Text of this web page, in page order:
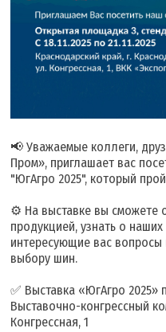
📢 Уважаемые коллеги,
Пром», приглашает вас
"ЮгАгро 2025", который
⚙️ На выставке вы сможете
продукцией, узнать о
интересующие вас вопросы
выбору шин.
✅ Выставка «ЮгАгро 2025»
Выставочно-конгрессный
Конгрессная, 1